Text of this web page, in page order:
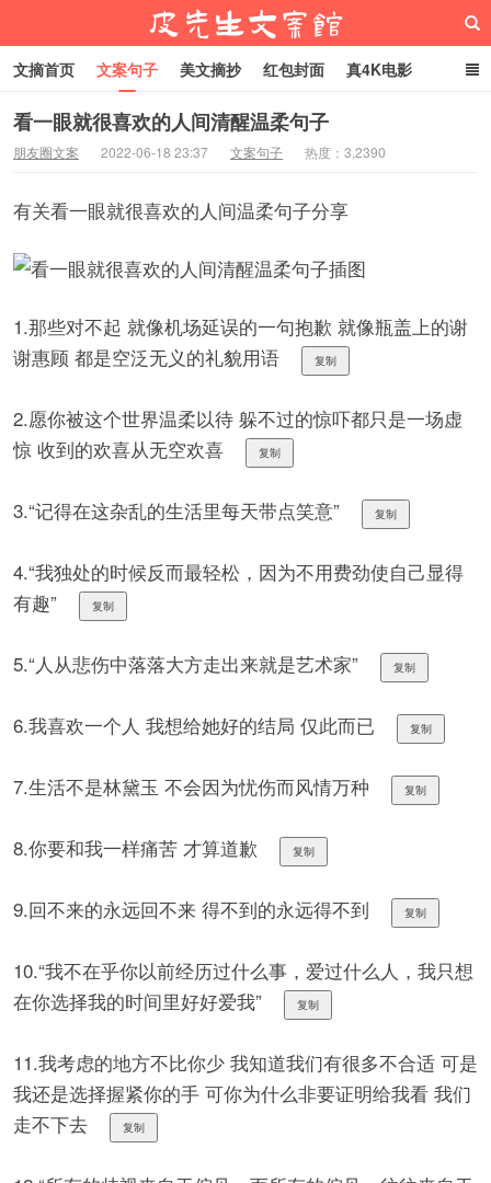
文摘首页 文案句子 美文摘抄 红包封面 真4K电影
网络热梗 恋爱家庭 微信头像
看一眼就很喜欢的人间清醒温柔句子
朋友圈文案 2022-06-18 23:37 文案句子 热度：3,2390
有关看一眼就很喜欢的人间温柔句子分享
1.那些对不起 就像机场延误的一句抱歉 就像瓶盖上的谢
谢惠顾 都是空泛无义的礼貌用语
复制
2.愿你被这个世界温柔以待 躲不过的惊吓都只是一场虚
惊 收到的欢喜从无空欢喜
复制
3.“记得在这杂乱的生活里每天带点笑意” 复制
4.“我独处的时候反而最轻松，因为不用费劲使自己显得
有趣”
复制
5.“人从悲伤中落落大方走出来就是艺术家” 复制
6.我喜欢一个人 我想给她好的结局 仅此而已 复制
7.生活不是林黛玉 不会因为忧伤而风情万种 复制
8.你要和我一样痛苦 才算道歉 复制
9.回不来的永远回不来 得不到的永远得不到 复制
10.“我不在乎你以前经历过什么事，爱过什么人，我只想
在你选择我的时间里好好爱我”
复制
11.我考虑的地方不比你少 我知道我们有很多不合适 可是
我还是选择握紧你的手 可你为什么非要证明给我看 我们
走不下去
复制